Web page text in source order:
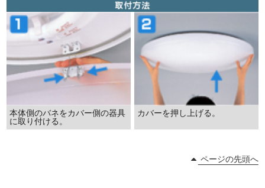
本体側のバネをカバー側の器具
に取り付ける。
カバーを押し上げる。
ページの先頭へ